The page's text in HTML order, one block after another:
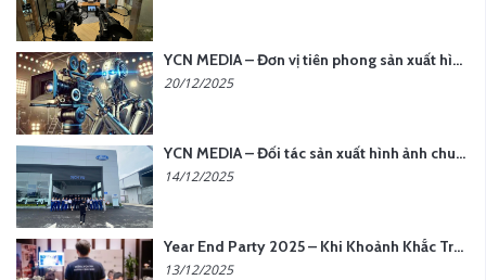
YCN MEDIA – Đơn vị tiên phong sản xuất hình ảnh & âm thanh bằng AI tại Hà Nội
20/12/2025
YCN MEDIA – Đối tác sản xuất hình ảnh chuyên nghiệp cho doanh nghiệp tại Hà Nội
14/12/2025
Year End Party 2025 – Khi Khoảnh Khắc Trở Thành Dấu Ấn | Gói Ưu Đãi Tháng 12 Từ YCN Media
13/12/2025